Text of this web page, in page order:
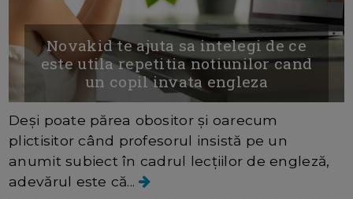
Novakid te ajuta sa intelegi de ce
este utila repetitia notiunilor cand
un copil invata engleza
Deși poate părea obositor și oarecum
plictisitor când profesorul insistă pe un
anumit subiect în cadrul lecțiilor de engleză,
adevărul este că...